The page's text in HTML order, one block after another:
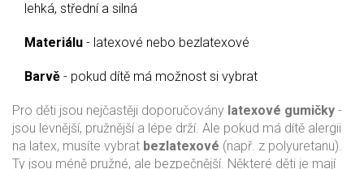
lehká, střední a silná
Materiálu - latexové nebo bezlatexové
Barvě - pokud dítě má možnost si vybrat
Pro děti jsou nejčastěji doporučovány latexové gumičky -
jsou levnější, pružnější a lépe drží. Ale pokud má dítě alergii
na latex, musíte vybrat bezlatexové (např. z polyuretanu).
Ty jsou méně pružné, ale bezpečnější. Některé děti je mají